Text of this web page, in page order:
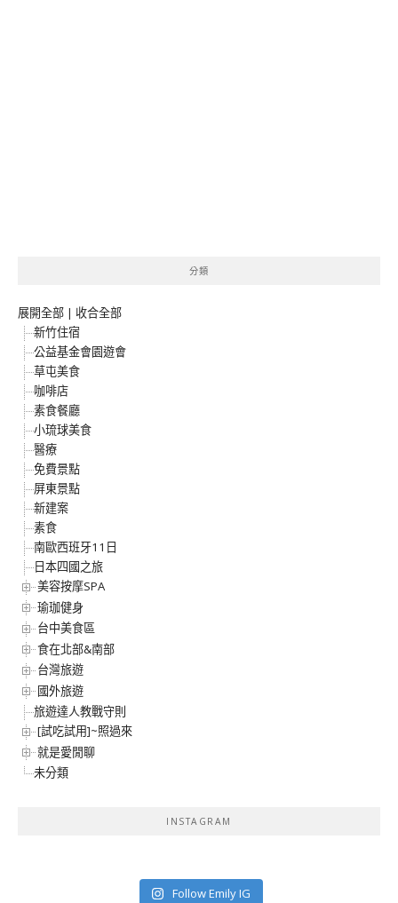
分類
展開全部 | 收合全部
新竹住宿
公益基金會園遊會
草屯美食
咖啡店
素食餐廳
小琉球美食
醫療
免費景點
屏東景點
新建案
素食
南歐西班牙11日
日本四國之旅
美容按摩SPA
瑜珈健身
台中美食區
食在北部&南部
台灣旅遊
國外旅遊
旅遊達人教戰守則
[試吃試用]~照過來
就是愛閒聊
未分類
INSTAGRAM
Follow Emily IG